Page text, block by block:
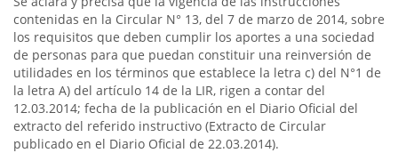
contenidas en la Circular N° 13, del 7 de marzo de 2014, sobre
los requisitos que deben cumplir los aportes a una sociedad
de personas para que puedan constituir una reinversión de
utilidades en los términos que establece la letra c) del N°1 de
la letra A) del artículo 14 de la LIR, rigen a contar del
12.03.2014; fecha de la publicación en el Diario Oficial del
extracto del referido instructivo (Extracto de Circular
publicado en el Diario Oficial de 22.03.2014).